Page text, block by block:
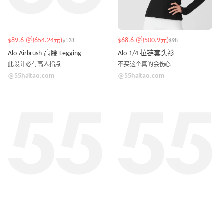
$89.6 (约654.24元)$128
Alo Airbrush 高腰 Legging
此设计必有高人指点
@55haitao.com
$68.6 (约500.9元)$98
Alo 1/4 拉链套头衫
不买这个真的会伤心
@55haitao.com